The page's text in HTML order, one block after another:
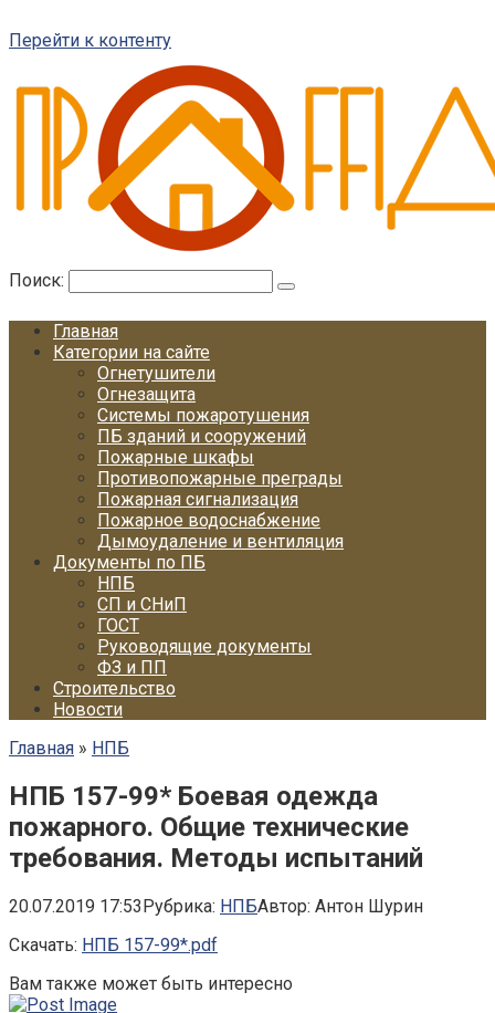
Перейти к контенту
Поиск:
Главная
Категории на сайте
Огнетушители
Огнезащита
Системы пожаротушения
ПБ зданий и сооружений
Пожарные шкафы
Противопожарные преграды
Пожарная сигнализация
Пожарное водоснабжение
Дымоудаление и вентиляция
Документы по ПБ
НПБ
СП и СНиП
ГОСТ
Руководящие документы
ФЗ и ПП
Строительство
Новости
Главная » НПБ
НПБ 157-99* Боевая одежда
пожарного. Общие технические
требования. Методы испытаний
20.07.2019 17:53Рубрика: НПБАвтор: Антон Шурин
Скачать: НПБ 157-99*.pdf
Вам также может быть интересно